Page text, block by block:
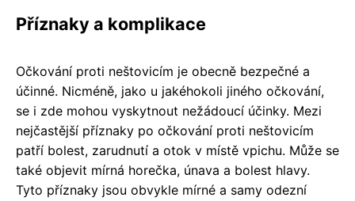
Příznaky a komplikace
Očkování proti neštovicím je obecně bezpečné a
účinné. Nicméně, jako u jakéhokoli jiného očkování,
se i zde mohou vyskytnout nežádoucí účinky. Mezi
nejčastější příznaky po očkování proti neštovicím
patří bolest, zarudnutí a otok v místě vpichu. Může se
také objevit mírná horečka, únava a bolest hlavy.
Tyto příznaky jsou obvykle mírné a samy odezní